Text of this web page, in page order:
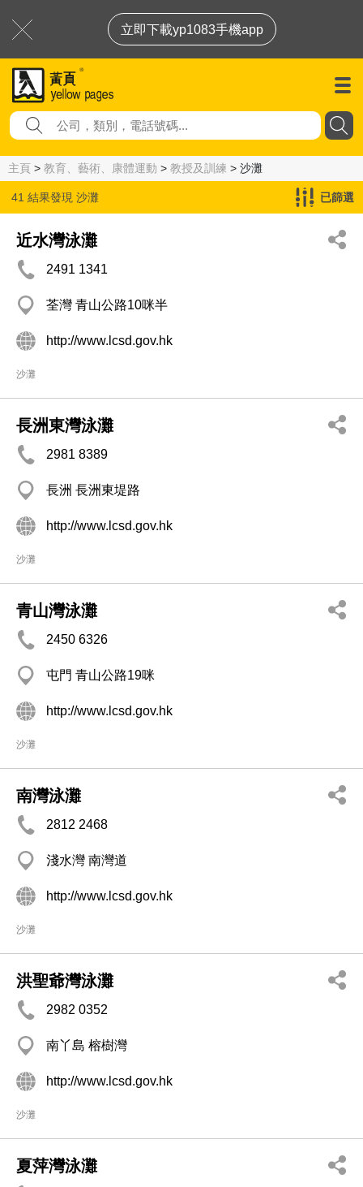
立即下載yp1083手機app
主頁 > 教育、藝術、康體運動 > 教授及訓練 > 沙灘
41 結果發現 沙灘 已篩選
近水灣泳灘
2491 1341
荃灣 青山公路10咪半
http://www.lcsd.gov.hk
沙灘
長洲東灣泳灘
2981 8389
長洲 長洲東堤路
http://www.lcsd.gov.hk
沙灘
青山灣泳灘
2450 6326
屯門 青山公路19咪
http://www.lcsd.gov.hk
沙灘
南灣泳灘
2812 2468
淺水灣 南灣道
http://www.lcsd.gov.hk
沙灘
洪聖爺灣泳灘
2982 0352
南丫島 榕樹灣
http://www.lcsd.gov.hk
沙灘
夏萍灣泳灘